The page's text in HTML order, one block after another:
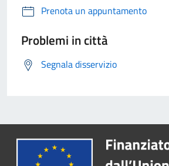
Prenota un appuntamento
Problemi in città
Segnala disservizio